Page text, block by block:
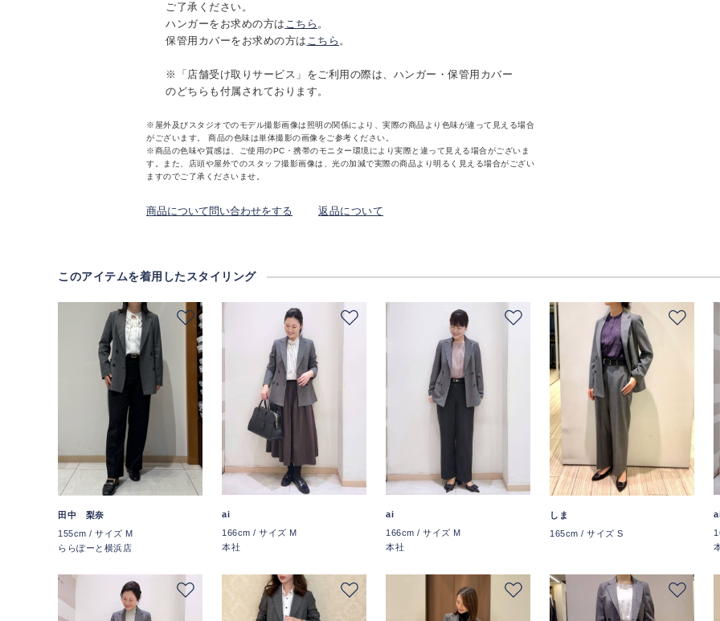
ご了承ください。
ハンガーをお求めの方は こちら 。
保管用カバーをお求めの方は こちら 。
※「店舗受け取りサービス」をご利用の際は、ハンガー・保管用カバー
のどちらも付属されております。
※屋外及びスタジオでのモデル撮影画像は照明の関係により、実際の商品より色味が違って見える場合
がございます。 商品の色味は単体撮影の画像をご参考ください。
※商品の色味や質感は、ご使用のPC・携帯のモニター環境により実際と違って見える場合がございま
す。また、店頭や屋外でのスタッフ撮影画像は、光の加減で実際の商品より明るく見える場合がござい
ますのでご了承くださいませ。
商品について問い合わせをする 返品について
このアイテムを着用したスタイリング
田中 梨奈
155cm / サイズ M
ららぽーと横浜店
ai
166cm / サイズ M
本社
ai
166cm / サイズ M
本社
しま
165cm / サイズ S